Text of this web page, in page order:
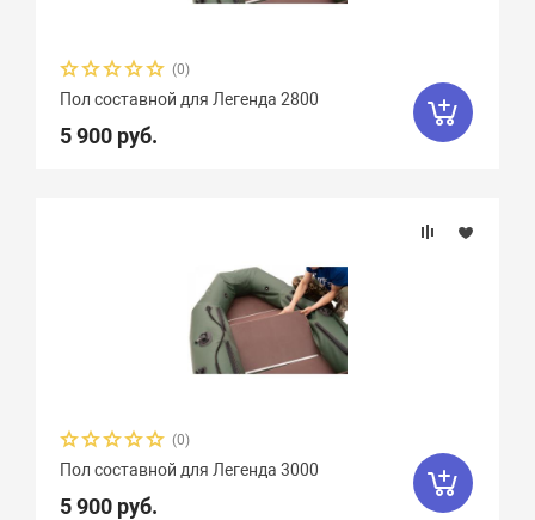
(0)
Пол составной для Легенда 2800
5 900 руб.
(0)
Пол составной для Легенда 3000
5 900 руб.